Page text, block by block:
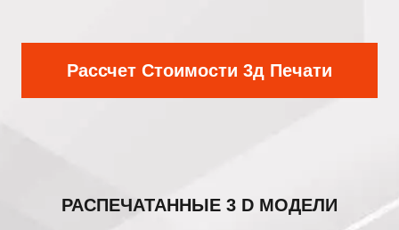
Рассчет Стоимости 3д Печати
РАСПЕЧАТАННЫЕ 3 D МОДЕЛИ